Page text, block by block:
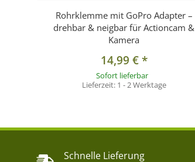
Rohrklemme mit GoPro Adapter –
drehbar & neigbar für Actioncam &
Kamera
14,99 €*
Sofort lieferbar
Lieferzeit: 1 - 2 Werktage
Schnelle Lieferung